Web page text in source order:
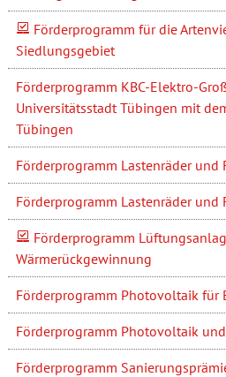
Förderprogramm für die
Siedlungsgebiet
Förderprogramm KBC-Elektro-
Universitätsstadt Tübingen mit
Tübingen
Förderprogramm Lastenräder und
Förderprogramm Lastenräder und
Förderprogramm
Wärmerückgewinnung
Förderprogramm Photovoltaik für
Förderprogramm Photovoltaik
Förderprogramm